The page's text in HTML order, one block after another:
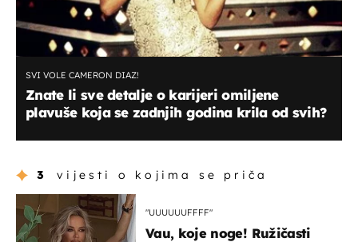
SVI VOLE CAMERON DIAZ!
Znate li sve detalje o karijeri omiljene
plavuše koja se zadnjih godina krila od svih?
3 vijesti o kojima se priča
"UUUUUUFFFF"
Vau, koje noge! Ružičasti